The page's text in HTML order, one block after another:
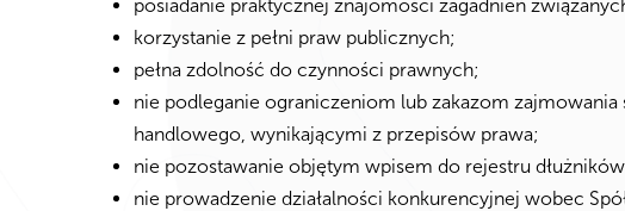
posiadanie praktycznej znajomości zagadnień
korzystanie z pełni praw publicznych;
pełna zdolność do czynności prawnych;
nie podleganie ograniczeniom lub zakazom zajmowania
handlowego, wynikającymi z przepisów prawa;
nie pozostawanie objętym wpisem do rejestru
nie prowadzenie działalności konkurencyjnej wobec